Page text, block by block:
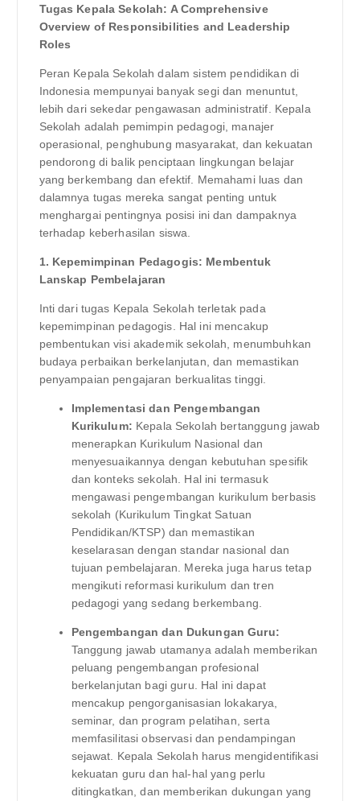
Tugas Kepala Sekolah: A Comprehensive
Overview of Responsibilities and Leadership
Roles
Peran Kepala Sekolah dalam sistem pendidikan di
Indonesia mempunyai banyak segi dan menuntut,
lebih dari sekedar pengawasan administratif. Kepala
Sekolah adalah pemimpin pedagogi, manajer
operasional, penghubung masyarakat, dan kekuatan
pendorong di balik penciptaan lingkungan belajar
yang berkembang dan efektif. Memahami luas dan
dalamnya tugas mereka sangat penting untuk
menghargai pentingnya posisi ini dan dampaknya
terhadap keberhasilan siswa.
1. Kepemimpinan Pedagogis: Membentuk
Lanskap Pembelajaran
Inti dari tugas Kepala Sekolah terletak pada
kepemimpinan pedagogis. Hal ini mencakup
pembentukan visi akademik sekolah, menumbuhkan
budaya perbaikan berkelanjutan, dan memastikan
penyampaian pengajaran berkualitas tinggi.
Implementasi dan Pengembangan
Kurikulum: Kepala Sekolah bertanggung jawab
menerapkan Kurikulum Nasional dan
menyesuaikannya dengan kebutuhan spesifik
dan konteks sekolah. Hal ini termasuk
mengawasi pengembangan kurikulum berbasis
sekolah (Kurikulum Tingkat Satuan
Pendidikan/KTSP) dan memastikan
keselarasan dengan standar nasional dan
tujuan pembelajaran. Mereka juga harus tetap
mengikuti reformasi kurikulum dan tren
pedagogi yang sedang berkembang.
Pengembangan dan Dukungan Guru:
Tanggung jawab utamanya adalah memberikan
peluang pengembangan profesional
berkelanjutan bagi guru. Hal ini dapat
mencakup pengorganisasian lokakarya,
seminar, dan program pelatihan, serta
memfasilitasi observasi dan pendampingan
sejawat. Kepala Sekolah harus mengidentifikasi
kekuatan guru dan hal-hal yang perlu
ditingkatkan, dan memberikan dukungan yang